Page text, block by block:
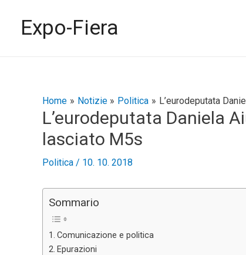
contenutoExpo-Fiera
Home Notizie Politica L’eurodeputata
L’eurodeputata Daniela
lasciato M5s
Politica / 10. 10. 2018
Sommario
Comunicazione e politica
Epurazioni
Navigazione
articoli